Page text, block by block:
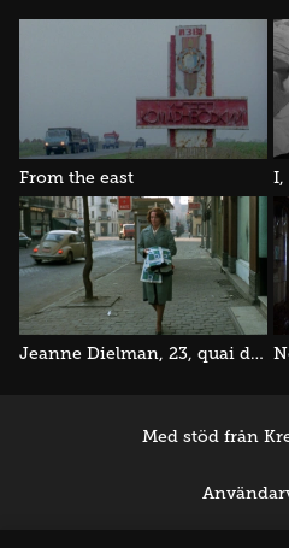
From the east I,
Jeanne Dielman, 23, quai du commerce, 1080 Bruxelles
Med stöd från